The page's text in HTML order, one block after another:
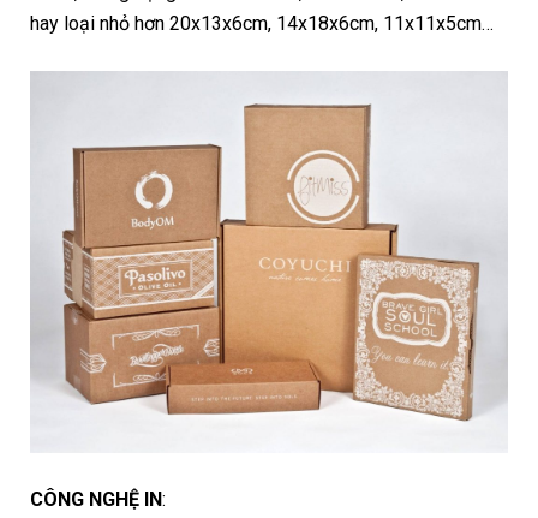
hay loại nhỏ hơn 20x13x6cm, 14x18x6cm, 11x11x5cm…
CÔNG NGHỆ IN: